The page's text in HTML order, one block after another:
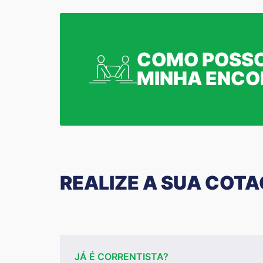
COMO
MINHA
REALIZE A SUA
JÁ É CORRENTISTA?